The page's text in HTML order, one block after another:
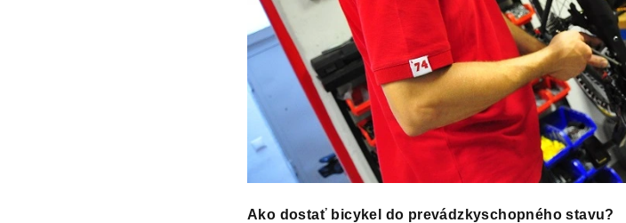
Ako dostať bicykel do prevádzkyschopného stavu?